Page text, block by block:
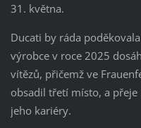
31. května.
Ducati by ráda
výrobce v roce 2025
vítězů, přičemž ve
obsadil třetí místo, a
jeho kariéry.